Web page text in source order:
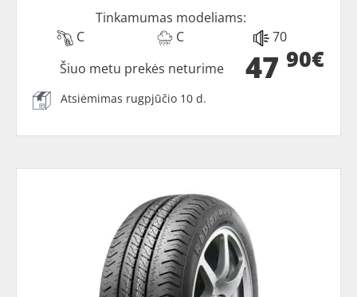
Tinkamumas modeliams:
C
C 70
47 90€
Šiuo metu prekės neturime
Atsiėmimas rugpjūčio 10 d.